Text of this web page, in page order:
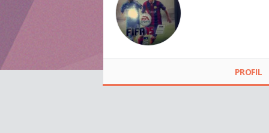
PROFIL